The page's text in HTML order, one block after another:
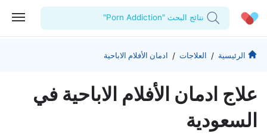
نتائج البحث "Porn Addiction"
الحساب الشخصي
الوصفات الطبية
اختبارات المعمل
الشركة
للمنشآت المدونة
المقالات الطبية
الرئيسية / العلاجات / ادمان الأفلام الاباحية
علاج ادمان الأفلام الاباحية في
السعودية